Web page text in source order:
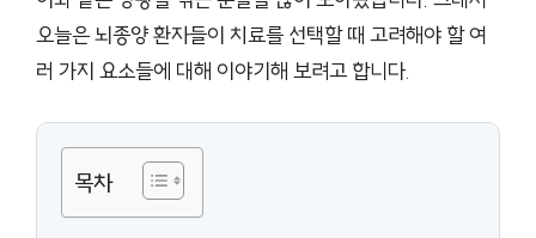
오늘은 뇌종양 환자들이 치료를 선택할 때 고려해야 할 여
러 가지 요소들에 대해 이야기해 보려고 합니다.
목차